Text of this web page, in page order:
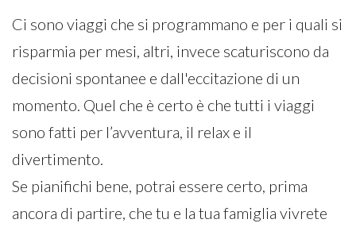
Ci sono viaggi che si programmano e per i quali si
risparmia per mesi, altri, invece scaturiscono da
decisioni spontanee e dall'eccitazione di un
momento. Quel che è certo è che tutti i viaggi
sono fatti per l’avventura, il relax e il
divertimento.
Se pianifichi bene, potrai essere certo, prima
ancora di partire, che tu e la tua famiglia vivrete